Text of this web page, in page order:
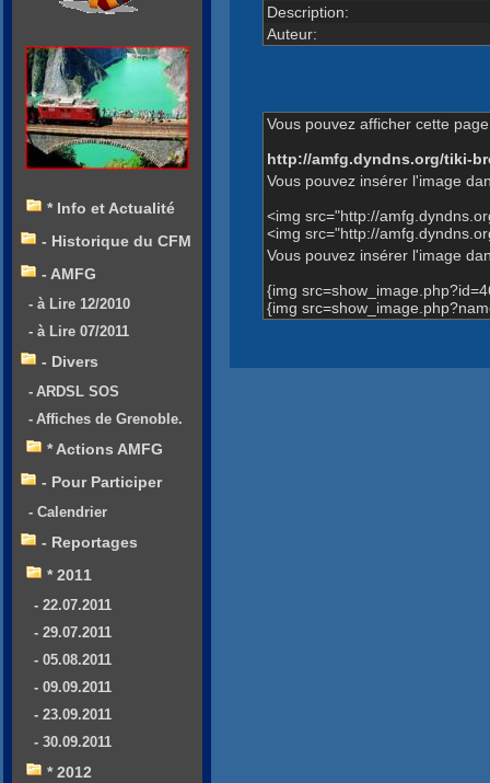
Description:
Auteur:
Vous pouvez afficher cette
http://amfg.dyndns.org/tiki-
Vous pouvez insérer l'image
<img src="http://
<img src="http://
Vous pouvez insérer l'image
{img
{img
* Info et Actualité
- Historique du CFM
- AMFG
- à Lire 12/2010
- à Lire 07/2011
- Divers
- ARDSL SOS
- Affiches de Grenoble.
* Actions AMFG
- Pour Participer
- Calendrier
- Reportages
* 2011
- 22.07.2011
- 29.07.2011
- 05.08.2011
- 09.09.2011
- 23.09.2011
- 30.09.2011
* 2012